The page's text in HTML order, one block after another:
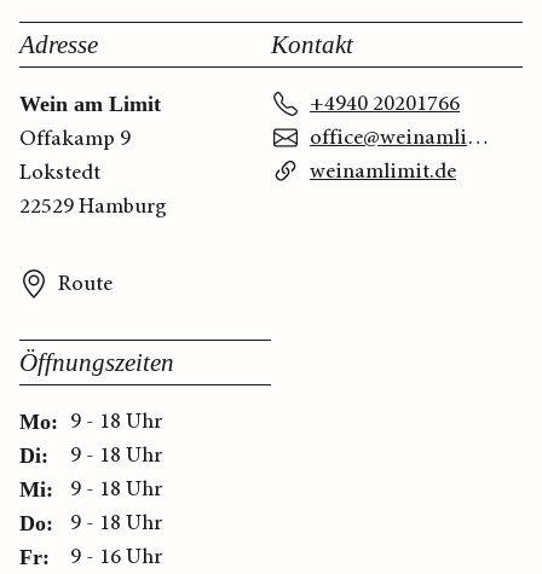
Adresse
Wein am Limit
Offakamp 9
Lokstedt
22529 Hamburg
Route
Kontakt
+4940 20201766
office@weinamlimit.de
weinamlimit.de
Öffnungszeiten
Mo: 9 - 18 Uhr
Di: 9 - 18 Uhr
Mi: 9 - 18 Uhr
Do: 9 - 18 Uhr
Fr: 9 - 16 Uhr